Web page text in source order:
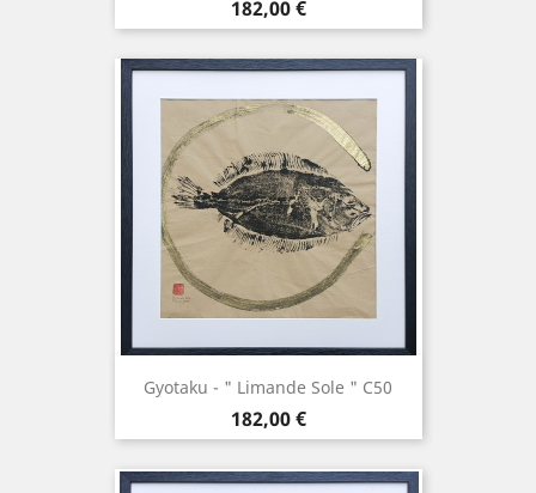
Prix
182,00 €
Gyotaku - " Limande Sole " C50
Prix
182,00 €